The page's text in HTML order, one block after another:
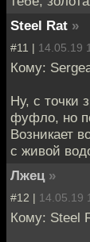
Steel Rat »
#11 | 14.05.19
Кому:
Ну, с точки
фуфло, но
Возникает
с живой
Лжец »
#12 | 14.05.19
Кому: Steel